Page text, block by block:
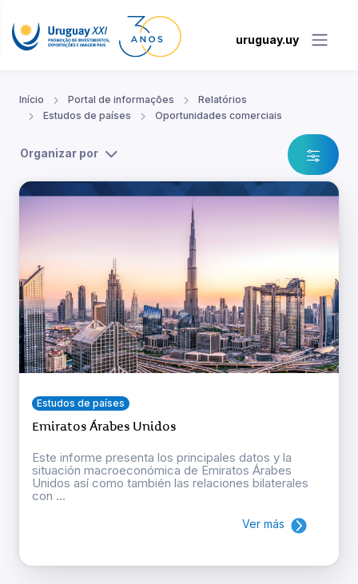
uruguay.uy
Início Portal de informações
Relatórios
Estudos de países
Oportunidades comerciais
Organizar por
Estudos de países
Emiratos Árabes Unidos
Este informe presenta los principales datos y la
situación macroeconómica de Emiratos Árabes
Unidos así como también las relaciones bilaterales
con ...
Ver más